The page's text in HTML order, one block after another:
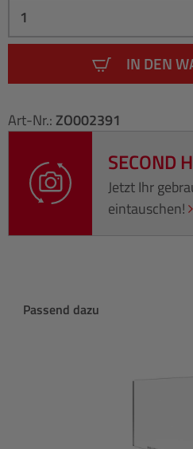
IN DEN
Art-Nr.: ZO002391
SECOND
Jetzt Ihr
eintauschen!
Produktgalerie überspringen
Passend dazu